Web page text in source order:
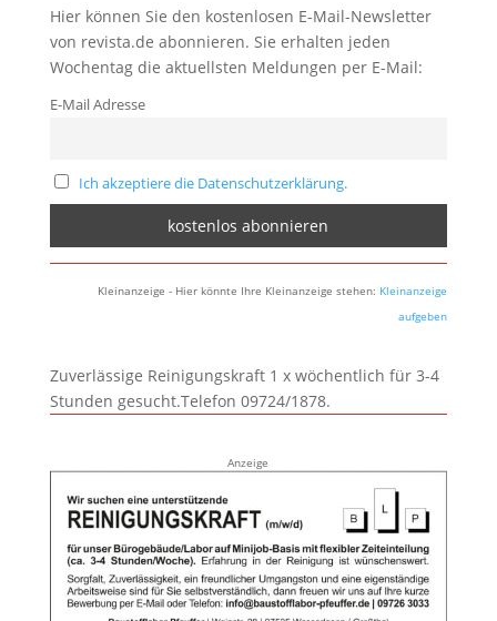
Hier können Sie den kostenlosen E-Mail-Newsletter
von revista.de abonnieren. Sie erhalten jeden
Wochentag die aktuellsten Meldungen per E-Mail:
E-Mail Adresse
Ich akzeptiere die Datenschutzerklärung.
Kleinanzeige - Hier könnte Ihre Kleinanzeige stehen: Kleinanzeige
aufgeben
Zuverlässige Reinigungskraft 1 x wöchentlich für 3-4
Stunden gesucht.Telefon 09724/1878.
Anzeige